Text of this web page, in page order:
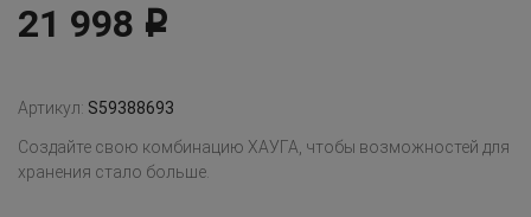
21 998 Р
Артикул: S59388693
Создайте свою комбинацию ХАУГА, чтобы возможностей для
хранения стало больше.